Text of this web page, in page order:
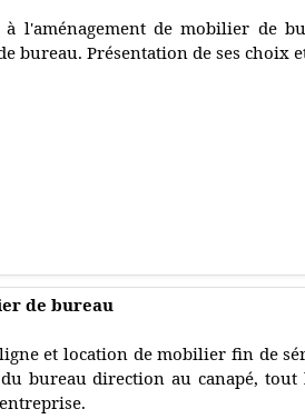
à l'aménagement de mobilier de
bureau. Présentation de ses choix
de bureau
et location de mobilier fin de
du bureau direction au canapé,